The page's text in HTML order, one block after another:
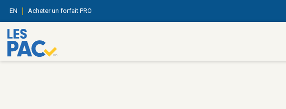
EN Acheter un forfait PRO